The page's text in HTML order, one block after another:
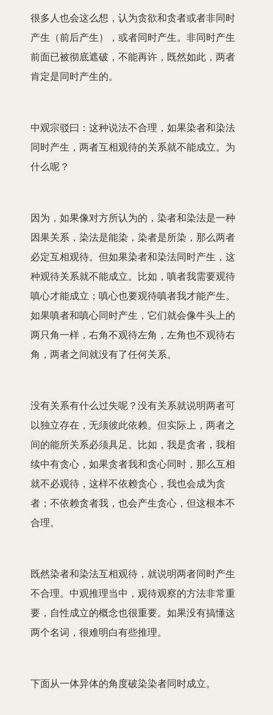
很多人也会这么想，认为贪欲和贪者或者非同时
产生（前后产生），或者同时产生。非同时产生
前面已被彻底遮破，不能再许，既然如此，两者
肯定是同时产生的。
中观宗驳曰：这种说法不合理，如果染者和染法
同时产生，两者互相观待的关系就不能成立。为
什么呢？
因为，如果像对方所认为的，染者和染法是一种
因果关系，染法是能染，染者是所染，那么两者
必定互相观待。但如果染者和染法同时产生，这
种观待关系就不能成立。比如，嗔者我需要观待
嗔心才能成立；嗔心也要观待嗔者我才能产生。
如果嗔者和嗔心同时产生，它们就会像牛头上的
两只角一样，右角不观待左角，左角也不观待右
角，两者之间就没有了任何关系。
没有关系有什么过失呢？没有关系就说明两者可
以独立存在，无须彼此依赖。但实际上，两者之
间的能所关系必须具足。比如，我是贪者，我相
续中有贪心，如果贪者我和贪心同时，那么互相
就不必观待，这样不依赖贪心，我也会成为贪
者；不依赖贪者我，也会产生贪心，但这根本不
合理。
既然染者和染法互相观待，就说明两者同时产生
不合理。中观推理当中，观待观察的方法非常重
要，自性成立的概念也很重要。如果没有搞懂这
两个名词，很难明白有些推理。
下面从一体异体的角度破染染者同时成立。